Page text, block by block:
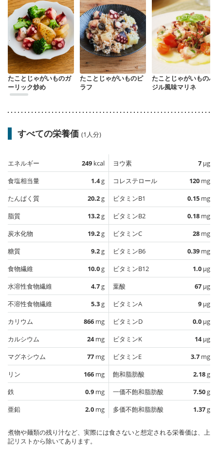
たことじゃがいものガ
ーリック炒め
たことじゃがいものピ
ラフ
たことじゃがいものバ
ジル風味マリネ
すべての栄養価 (1人分)
エネルギー 249 kcal
食塩相当量
1.4g
たんぱく質
20.2g
脂質
13.2g
炭水化物
19.2g
糖質
9.2g
食物繊維
10.0g
水溶性食物繊維
4.7g
不溶性食物繊維
5.3g
カリウム
866 mg
カルシウム
24mg
マグネシウム
77 mg
リン
166 mg
鉄
0.9 mg
亜鉛
2.0 mg
ヨウ素 7 µg
コレステロール
120 mg
ビタミンB1
0.15 mg
ビタミンB2
0.18 mg
ビタミンC
28 mg
ビタミンB6
0.39 mg
ビタミンB12
1.0 µg
葉酸
67 µg
ビタミンA
9 µg
ビタミンD
0.0 µg
ビタミンK
14µg
ビタミンE
3.7 mg
飽和脂肪酸
2.18g
一価不飽和脂肪酸
7.50g
多価不飽和脂肪酸
1.37g
煮物や麺類の残り汁など、実際には食さないと想定される栄養価は、上
記リストから除いてあります。